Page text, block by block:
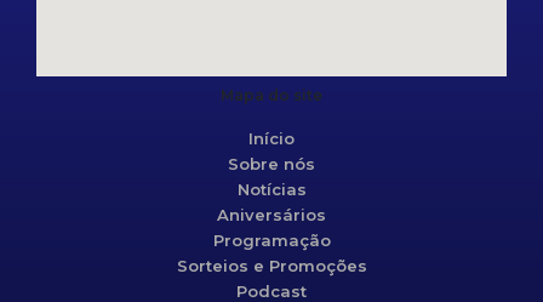
Mapa do site
Início
Sobre nós
Notícias
Aniversários
Programação
Sorteios e Promoções
Podcast